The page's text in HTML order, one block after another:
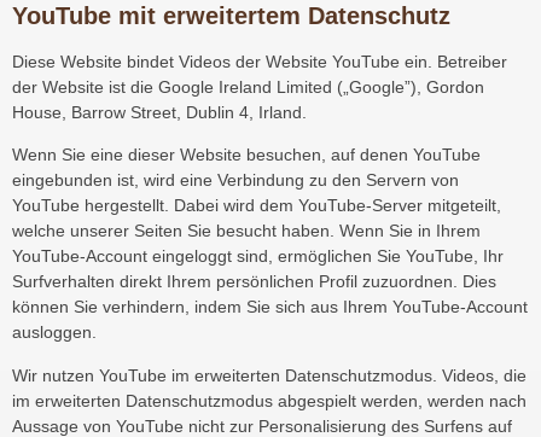
YouTube mit erweitertem Datenschutz
Diese Website bindet Videos der Website YouTube ein. Betreiber
der Website ist die Google Ireland Limited („Google”), Gordon
House, Barrow Street, Dublin 4, Irland.
Wenn Sie eine dieser Website besuchen, auf denen YouTube
eingebunden ist, wird eine Verbindung zu den Servern von
YouTube hergestellt. Dabei wird dem YouTube-Server mitgeteilt,
welche unserer Seiten Sie besucht haben. Wenn Sie in Ihrem
YouTube-Account eingeloggt sind, ermöglichen Sie YouTube, Ihr
Surfverhalten direkt Ihrem persönlichen Profil zuzuordnen. Dies
können Sie verhindern, indem Sie sich aus Ihrem YouTube-Account
ausloggen.
Wir nutzen YouTube im erweiterten Datenschutzmodus. Videos, die
im erweiterten Datenschutzmodus abgespielt werden, werden nach
Aussage von YouTube nicht zur Personalisierung des Surfens auf